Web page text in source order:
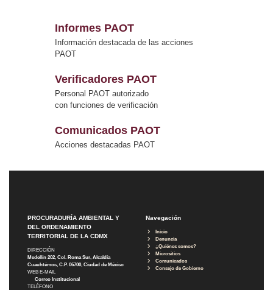
Informes PAOT
Información destacada de las acciones
PAOT
Verificadores PAOT
Personal PAOT autorizado
con funciones de verificación
Comunicados PAOT
Acciones destacadas PAOT
PROCURADURÍA AMBIENTAL Y
DEL ORDENAMIENTO
TERRITORIAL DE LA CDMX
DIRECCIÓN
Medellín 202, Col. Roma Sur, Alcaldía
Cuauhtémoc, C.P. 06700, Ciudad de México
WEB E-MAIL
Correo Institucional
TELÉFONO
Navegación
Inicio
Denuncia
¿Quiénes somos?
Micrositios
Comunicados
Consejo de Gobierno